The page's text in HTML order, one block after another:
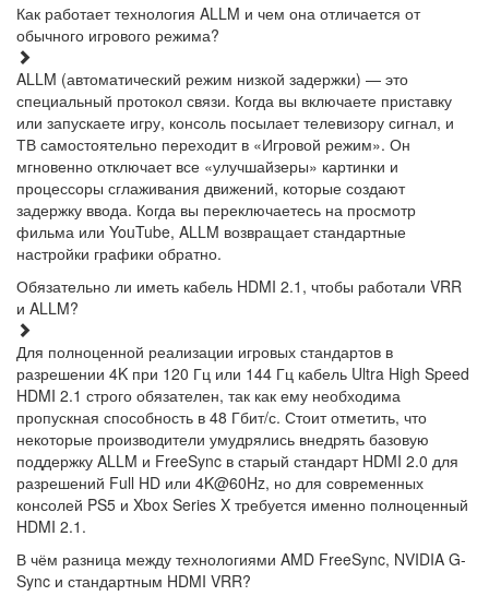
Как работает технология ALLM и чем она отличается от
обычного игрового режима?
ALLM (автоматический режим низкой задержки) — это
специальный протокол связи. Когда вы включаете приставку
или запускаете игру, консоль посылает телевизору сигнал, и
ТВ самостоятельно переходит в «Игровой режим». Он
мгновенно отключает все «улучшайзеры» картинки и
процессоры сглаживания движений, которые создают
задержку ввода. Когда вы переключаетесь на просмотр
фильма или YouTube, ALLM возвращает стандартные
настройки графики обратно.
Обязательно ли иметь кабель HDMI 2.1, чтобы работали VRR
и ALLM?
Для полноценной реализации игровых стандартов в
разрешении 4K при 120 Гц или 144 Гц кабель Ultra High Speed
HDMI 2.1 строго обязателен, так как ему необходима
пропускная способность в 48 Гбит/с. Стоит отметить, что
некоторые производители умудрялись внедрять базовую
поддержку ALLM и FreeSync в старый стандарт HDMI 2.0 для
разрешений Full HD или 4K@60Hz, но для современных
консолей PS5 и Xbox Series X требуется именно полноценный
HDMI 2.1.
В чём разница между технологиями AMD FreeSync, NVIDIA G-
Sync и стандартным HDMI VRR?